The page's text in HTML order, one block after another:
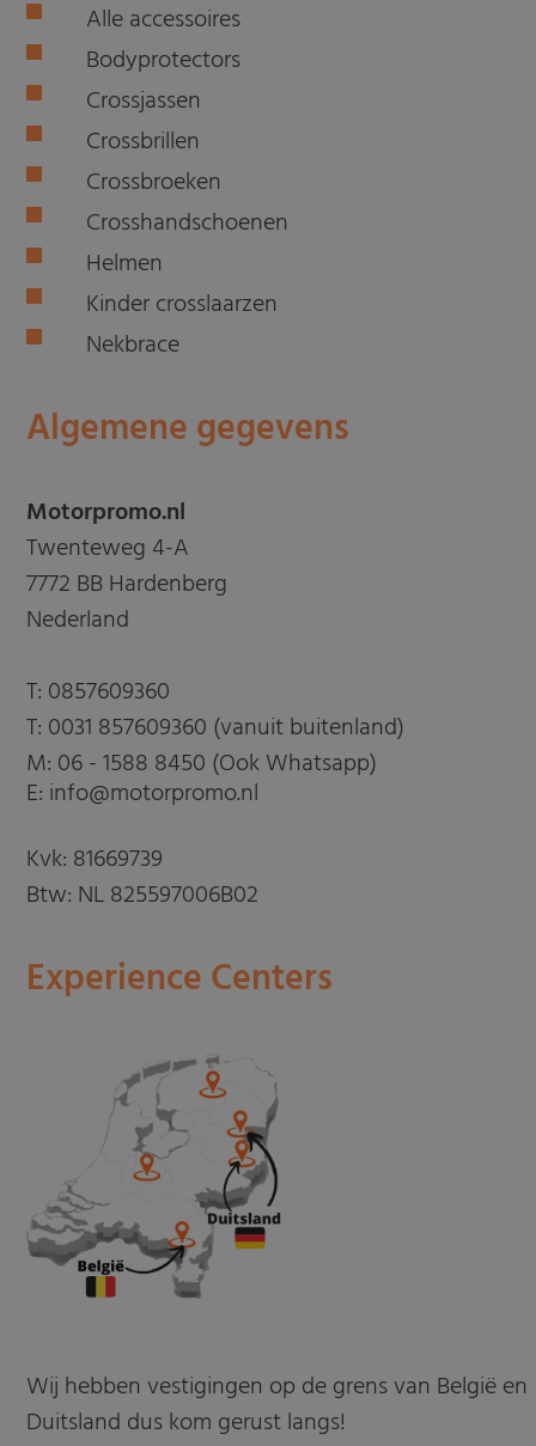
Alle accessoires
Bodyprotectors
Crossjassen
Crossbrillen
Crossbroeken
Crosshandschoenen
Helmen
Kinder crosslaarzen
Nekbrace
Algemene gegevens
Motorpromo.nl
Twenteweg 4-A
7772 BB Hardenberg
Nederland
T: 0857609360
T: 0031 857609360 (vanuit buitenland)
M: 06 - 1588 8450 (Ook Whatsapp)
E: info@motorpromo.nl
Kvk: 81669739
Btw: NL 825597006B02
Experience Centers
Wij hebben vestigingen op de grens van België en
Duitsland dus kom gerust langs!